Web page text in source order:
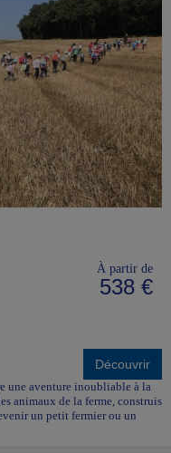
À partir de
538 €
Découvrir
une aventure inoubliable à la
animaux de la ferme, construis
un petit fermier ou un